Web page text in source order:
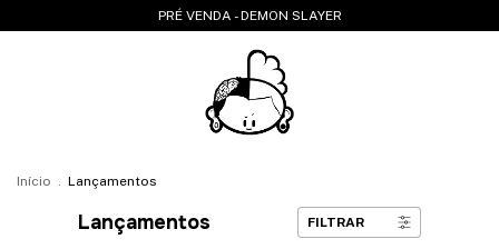
PRÉ VENDA - DEMON SLAYER
Início . Lançamentos
Lançamentos FILTRAR